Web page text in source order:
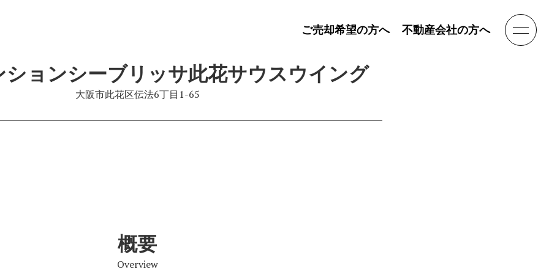
ご売却希望の方へ 不動産会社の方へ
ションシーブリッサ此花サウスウイング
大阪市此花区伝法6丁目1-65
概要
Overview